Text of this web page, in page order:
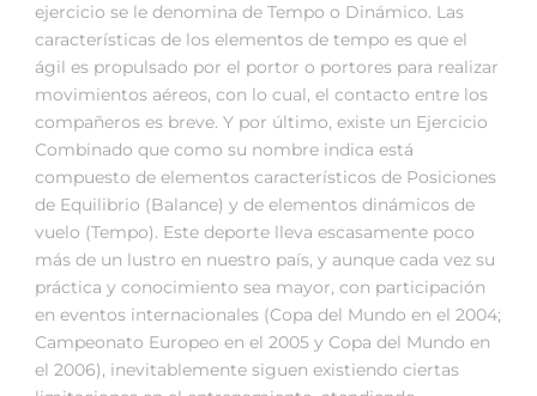
ejercicio se le denomina de Tempo o Dinámico. Las
características de los elementos de tempo es que el
ágil es propulsado por el portor o portores para realizar
movimientos aéreos, con lo cual, el contacto entre los
compañeros es breve. Y por último, existe un Ejercicio
Combinado que como su nombre indica está
compuesto de elementos característicos de Posiciones
de Equilibrio (Balance) y de elementos dinámicos de
vuelo (Tempo). Este deporte lleva escasamente poco
más de un lustro en nuestro país, y aunque cada vez su
práctica y conocimiento sea mayor, con participación
en eventos internacionales (Copa del Mundo en el 2004;
Campeonato Europeo en el 2005 y Copa del Mundo en
el 2006), inevitablemente siguen existiendo ciertas